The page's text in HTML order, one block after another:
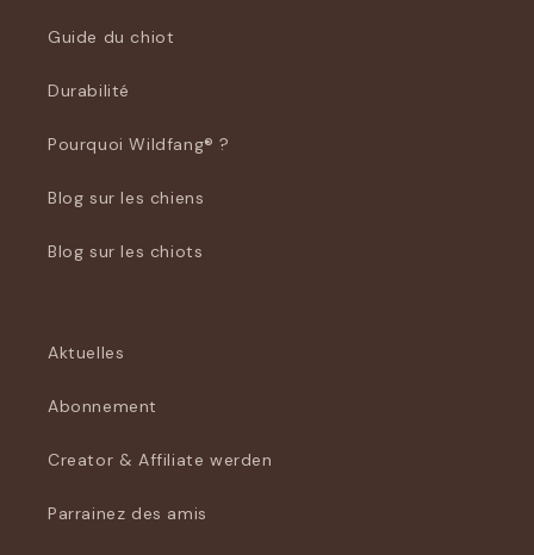
Guide du chiot
Durabilité
Pourquoi Wildfang® ?
Blog sur les chiens
Blog sur les chiots
Aktuelles
Abonnement
Creator & Affiliate werden
Parrainez des amis